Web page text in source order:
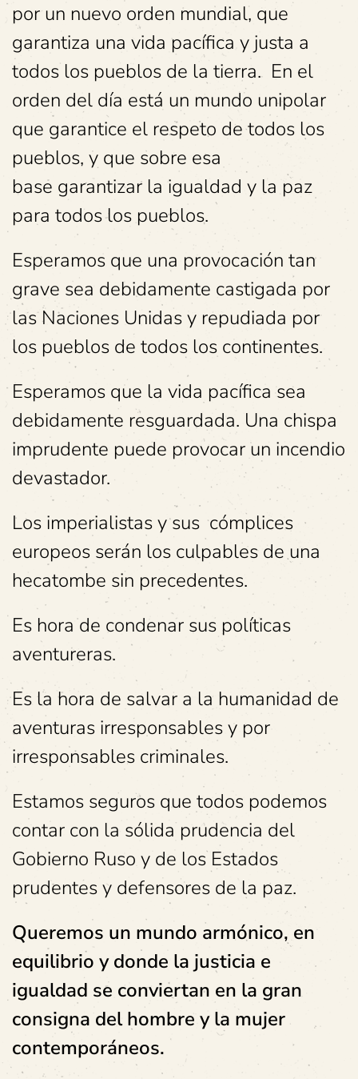
por un nuevo orden mundial, que
garantiza una vida pacífica y justa a
todos los pueblos de la tierra. En el
orden del día está un mundo unipolar
que garantice el respeto de todos los
pueblos, y que sobre esa
base garantizar la igualdad y la paz
para todos los pueblos.
Esperamos que una provocación tan
grave sea debidamente castigada por
las Naciones Unidas y repudiada por
los pueblos de todos los continentes.
Esperamos que la vida pacífica sea
debidamente resguardada. Una chispa
imprudente puede provocar un incendio
devastador.
Los imperialistas y sus cómplices
europeos serán los culpables de una
hecatombe sin precedentes.
Es hora de condenar sus políticas
aventureras.
Es la hora de salvar a la humanidad de
aventuras irresponsables y por
irresponsables criminales.
Estamos seguros que todos podemos
contar con la sólida prudencia del
Gobierno Ruso y de los Estados
prudentes y defensores de la paz.
Queremos un mundo armónico, en
equilibrio y donde la justicia e
igualdad se conviertan en la gran
consigna del hombre y la mujer
contemporáneos.